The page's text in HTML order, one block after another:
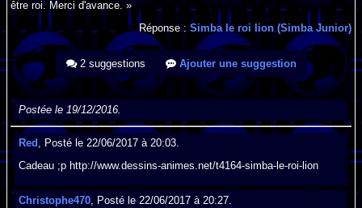
être roi. Merci d'avance. »
Réponse : Simba le roi lion (Simba Junior)
2 suggestions Ajouter une suggestion
Postée le 19/12/2016.
Red , Posté le 22/06/2017 à 20:03.
Cadeau ;p http://www.dessins-animes.net/t4164-simba-le-roi-lion
Christophe470, Posté le 22/06/2017 à 20:27.